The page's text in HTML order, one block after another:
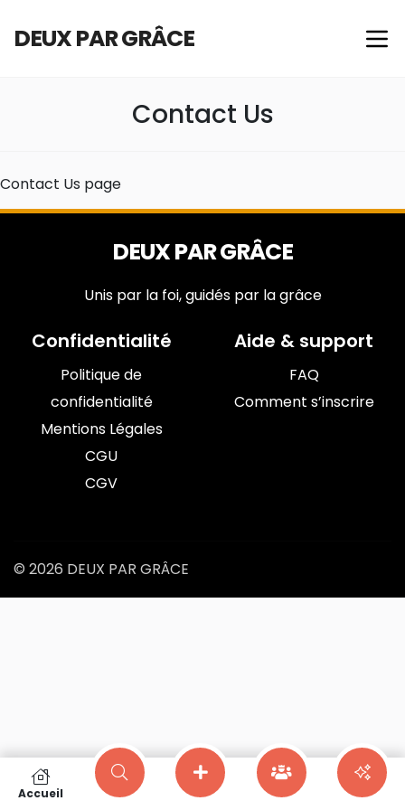
DEUX PAR GRÂCE
Contact Us
Contact Us page
DEUX PAR GRÂCE
Unis par la foi, guidés par la grâce
Confidentialité
Politique de
confidentialité
Mentions Légales
CGU
CGV
Aide & support
FAQ
Comment s’inscrire
© 2026 DEUX PAR GRÂCE
Accueil